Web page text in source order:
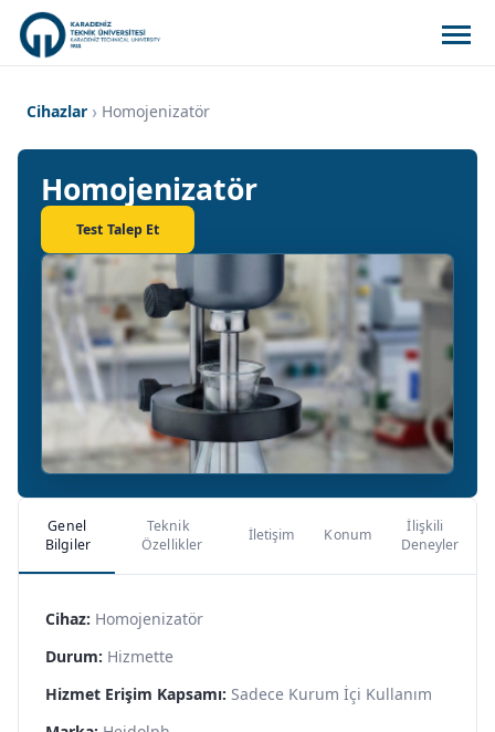
Cihazlar Homojenizatör
Homojenizatör
Test Talep Et
Genel
Bilgiler
Teknik
Özellikler
İletişim Konum
İlişkili
Deneyler
Cihaz: Homojenizatör
Durum: Hizmette
Hizmet Erişim Kapsamı: Sadece Kurum İçi Kullanım